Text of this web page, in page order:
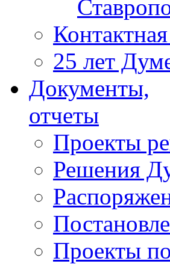
25 лет
Документы,
отчеты
Проекты
Решения
Проекты